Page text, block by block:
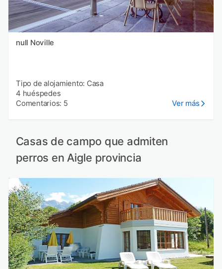
null Noville
Tipo de alojamiento: Casa
4 huéspedes
Comentarios: 5
Ver más
Casas de campo que admiten
perros en Aigle provincia